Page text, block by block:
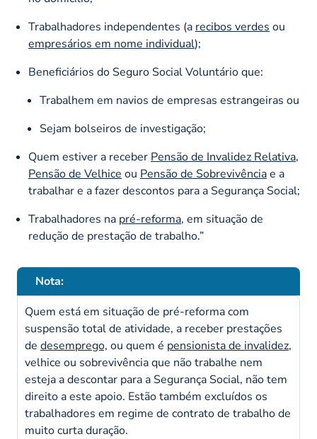
Trabalhadores independentes (a recibos verdes ou
empresários em nome individual);
Beneficiários do Seguro Social Voluntário que:
Trabalhem em navios de empresas estrangeiras ou
Sejam bolseiros de investigação;
Quem estiver a receber Pensão de Invalidez Relativa,
Pensão de Velhice ou Pensão de Sobrevivênciae a
trabalhar e a fazer descontos para a Segurança Social;
Trabalhadores na pré-reforma, em situação de
redução de prestação de trabalho.”
Nota:
Quem está em situação de pré-reforma com
suspensão total de atividade, a receber prestações
de desemprego, ou quem é pensionista de invalidez,
velhice ou sobrevivência que não trabalhe nem
esteja a descontar para a Segurança Social, não tem
direito a este apoio. Estão também excluídos os
trabalhadores em regime de contrato de trabalho de
muito curta duração.